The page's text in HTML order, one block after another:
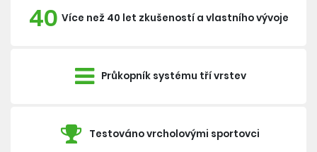
40 Více než 40 let zkušeností a vlastního vývoje
Průkopník systému tří vrstev
Testováno vrcholovými sportovci